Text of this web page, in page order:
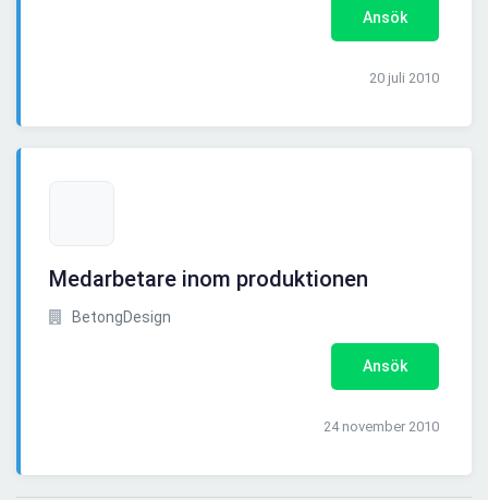
Ansök
20 juli 2010
Medarbetare inom produktionen
BetongDesign
Ansök
24 november 2010